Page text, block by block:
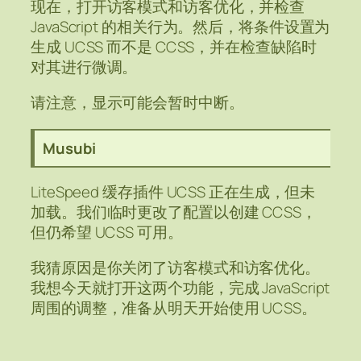
现在，打开访客模式和访客优化，并检查
JavaScript 的相关行为。然后，将条件设置为
生成 UCSS 而不是 CCSS，并在检查缺陷时
对其进行微调。
请注意，显示可能会暂时中断。
Musubi
LiteSpeed 缓存插件 UCSS 正在生成，但未
加载。我们临时更改了配置以创建 CCSS，
但仍希望 UCSS 可用。
我猜原因是你关闭了访客模式和访客优化。
我想今天就打开这两个功能，完成 JavaScript
周围的调整，准备从明天开始使用 UCSS。